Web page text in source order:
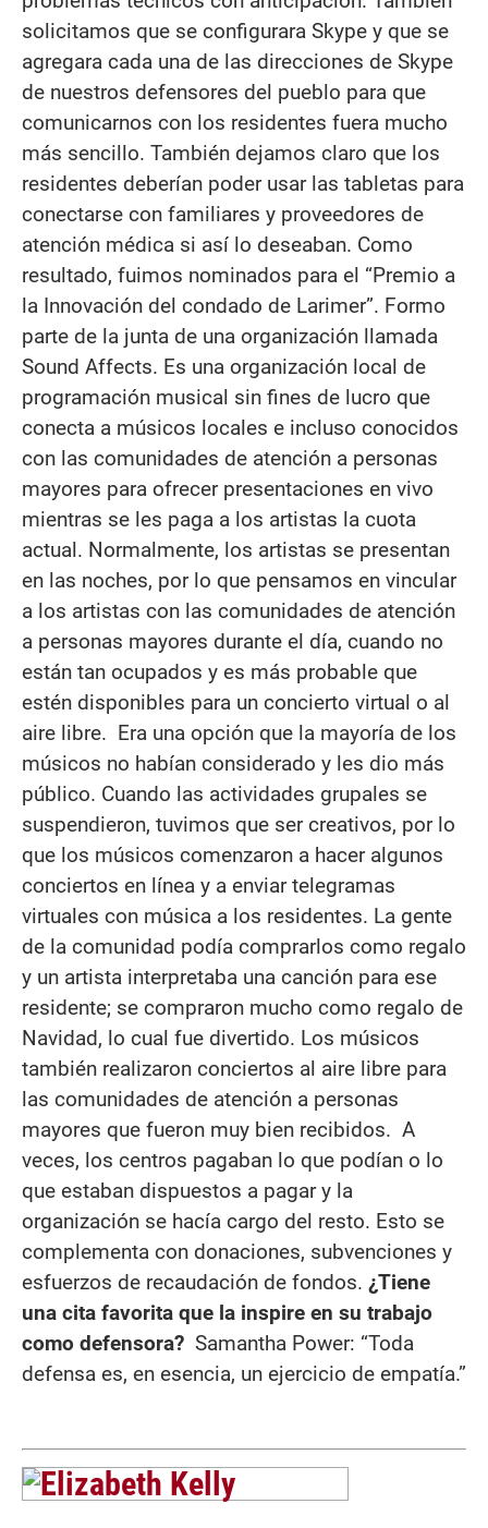
solicitamos que se configurara Skype y que se
agregara cada una de las direcciones de Skype
de nuestros defensores del pueblo para que
comunicarnos con los residentes fuera mucho
más sencillo. También dejamos claro que los
residentes deberían poder usar las tabletas para
conectarse con familiares y proveedores de
atención médica si así lo deseaban. Como
resultado, fuimos nominados para el “Premio a
la Innovación del condado de Larimer”. Formo
parte de la junta de una organización llamada
Sound Affects. Es una organización local de
programación musical sin fines de lucro que
conecta a músicos locales e incluso conocidos
con las comunidades de atención a personas
mayores para ofrecer presentaciones en vivo
mientras se les paga a los artistas la cuota
actual. Normalmente, los artistas se presentan
en las noches, por lo que pensamos en vincular
a los artistas con las comunidades de atención
a personas mayores durante el día, cuando no
están tan ocupados y es más probable que
estén disponibles para un concierto virtual o al
aire libre. Era una opción que la mayoría de los
músicos no habían considerado y les dio más
público. Cuando las actividades grupales se
suspendieron, tuvimos que ser creativos, por lo
que los músicos comenzaron a hacer algunos
conciertos en línea y a enviar telegramas
virtuales con música a los residentes. La gente
de la comunidad podía comprarlos como regalo
y un artista interpretaba una canción para ese
residente; se compraron mucho como regalo de
Navidad, lo cual fue divertido. Los músicos
también realizaron conciertos al aire libre para
las comunidades de atención a personas
mayores que fueron muy bien recibidos. A
veces, los centros pagaban lo que podían o lo
que estaban dispuestos a pagar y la
organización se hacía cargo del resto. Esto se
complementa con donaciones, subvenciones y
esfuerzos de recaudación de fondos. ¿Tiene
una cita favorita que la inspire en su trabajo
como defensora? Samantha Power: “Toda
defensa es, en esencia, un ejercicio de empatía.”